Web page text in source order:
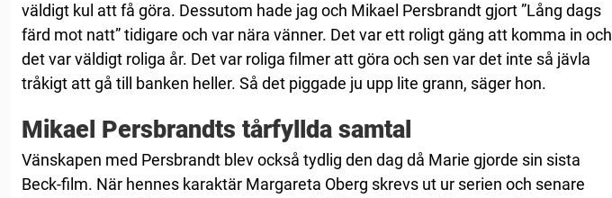
väldigt kul att få göra. Dessutom hade jag och Mikael Persbrandt gjort ”Lång dags
färd mot natt” tidigare och var nära vänner. Det var ett roligt gäng att komma in och
det var väldigt roliga år. Det var roliga filmer att göra och sen var det inte så jävla
tråkigt att gå till banken heller. Så det piggade ju upp lite grann, säger hon.
Mikael Persbrandts tårfyllda samtal
Vänskapen med Persbrandt blev också tydlig den dag då Marie gjorde sin sista
Beck-film. När hennes karaktär Margareta Oberg skrevs ut ur serien och senare